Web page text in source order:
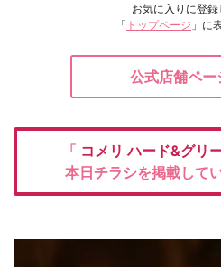
お気に入りに登
「 トップページ 」に
公式店舗ペー
「 コメリハード&グリ
本日チラシを掲載して